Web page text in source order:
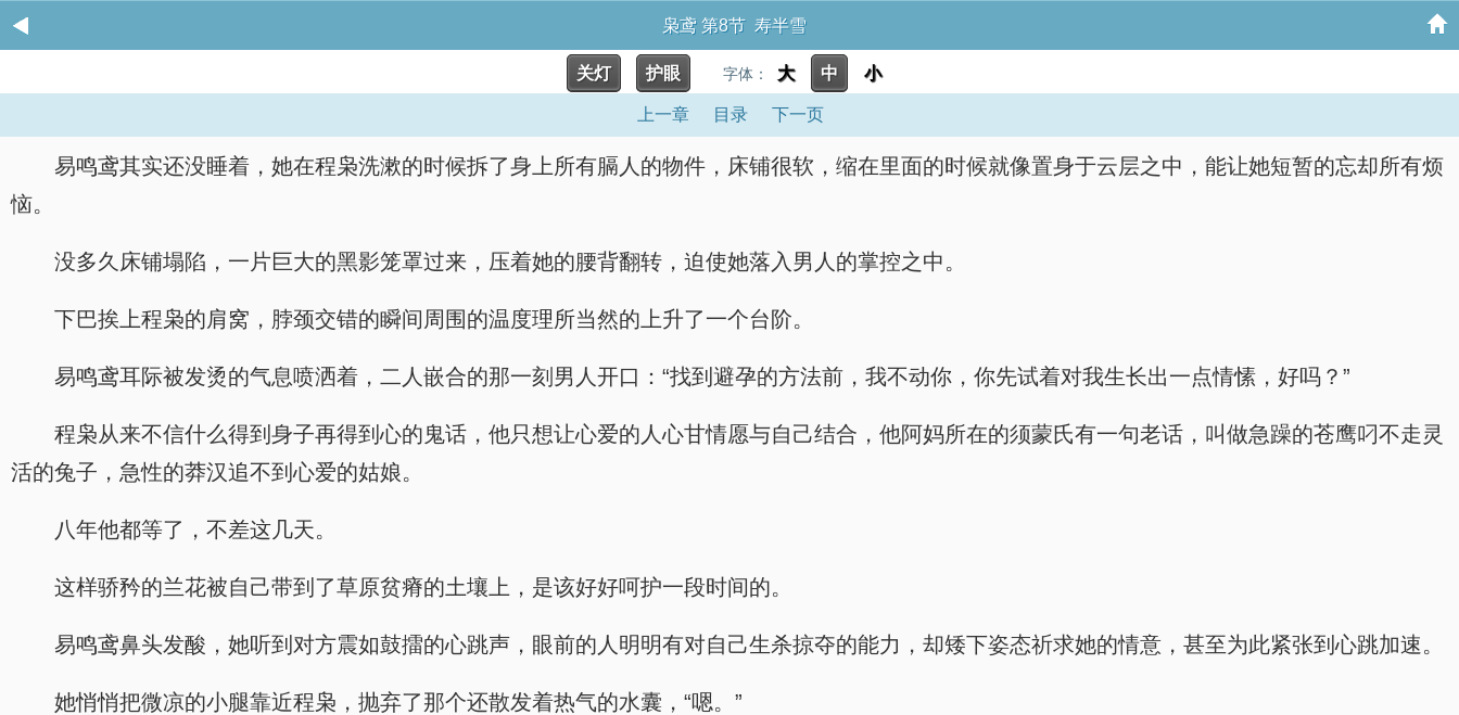
枭鸢 第8节 寿半雪
关灯 护眼 字体： 大 中 小
上一章 目录 下一页
易鸣鸢其实还没睡着，她在程枭洗漱的时候拆了身上所有膈人的物件，床铺很软，缩在里面的时候就像置身于云层之中，能让她短暂的忘却所有烦
恼。
没多久床铺塌陷，一片巨大的黑影笼罩过来，压着她的腰背翻转，迫使她落入男人的掌控之中。
下巴挨上程枭的肩窝，脖颈交错的瞬间周围的温度理所当然的上升了一个台阶。
易鸣鸢耳际被发烫的气息喷洒着，二人嵌合的那一刻男人开口：“找到避孕的方法前，我不动你，你先试着对我生长出一点情愫，好吗？”
程枭从来不信什么得到身子再得到心的鬼话，他只想让心爱的人心甘情愿与自己结合，他阿妈所在的须蒙氏有一句老话，叫做急躁的苍鹰叼不走灵
活的兔子，急性的莽汉追不到心爱的姑娘。
八年他都等了，不差这几天。
这样骄矜的兰花被自己带到了草原贫瘠的土壤上，是该好好呵护一段时间的。
易鸣鸢鼻头发酸，她听到对方震如鼓擂的心跳声，眼前的人明明有对自己生杀掠夺的能力，却矮下姿态祈求她的情意，甚至为此紧张到心跳加速。
她悄悄把微凉的小腿靠近程枭，抛弃了那个还散发着热气的水囊，“嗯。”